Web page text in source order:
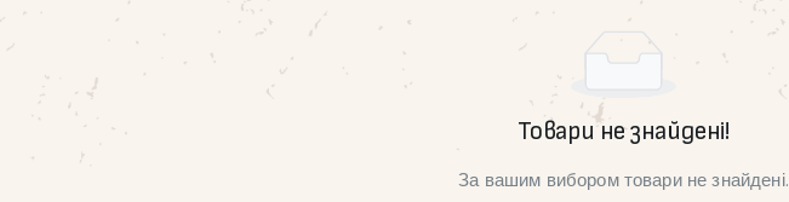
Товари не знайдені!
За вашим вибором товари не знайдені.